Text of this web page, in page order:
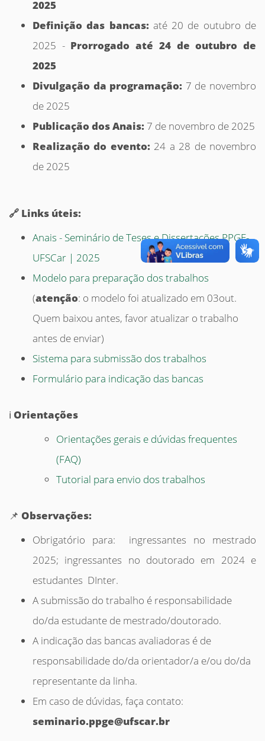
2025
Definição das bancas:até 20 de outubro de
2025 - Prorrogado até 24 de outubro de
2025
Divulgação da programação: 7 de novembro
de 2025
Publicação dos Anais: 7 de novembro de 2025
Realização do evento:24 a 28 de novembro
de 2025
🔗 Links úteis:
Anais - Seminário de Teses e Dissertações PPGE-
UFSCar | 2025
Modelo para preparação dos trabalhos
(atenção: o modelo foi atualizado em 03out.
Quem baixou antes, favor atualizar o trabalho
antes de enviar)
Sistema para submissão dos trabalhos
Formulário para indicação das bancas
ℹ️ Orientações
Orientações gerais e dúvidas frequentes
(FAQ)
Tutorial para envio dos trabalhos
📌 Observações:
Obrigatório para: ingressantes no mestrado
2025; ingressantes no doutorado em 2024 e
estudantes DInter.
A submissão do trabalho é responsabilidade
do/da estudante de mestrado/doutorado.
A indicação das bancas avaliadoras é de
responsabilidade do/da orientador/a e/ou do/da
representante da linha.
Em caso de dúvidas, faça contato:
seminario.ppge@ufscar.br